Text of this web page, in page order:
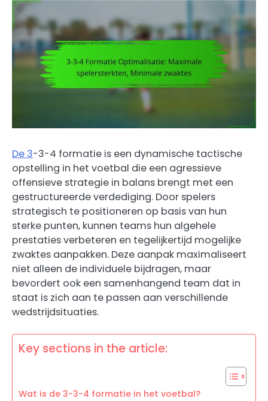
De 3-3-4 formatie is een dynamische tactische
opstelling in het voetbal die een agressieve
offensieve strategie in balans brengt met een
gestructureerde verdediging. Door spelers
strategisch te positioneren op basis van hun
sterke punten, kunnen teams hun algehele
prestaties verbeteren en tegelijkertijd mogelijke
zwaktes aanpakken. Deze aanpak maximaliseert
niet alleen de individuele bijdragen, maar
bevordert ook een samenhangend team dat in
staat is zich aan te passen aan verschillende
wedstrijdsituaties.
Key sections in the article:
Wat is de 3-3-4 formatie in het voetbal?